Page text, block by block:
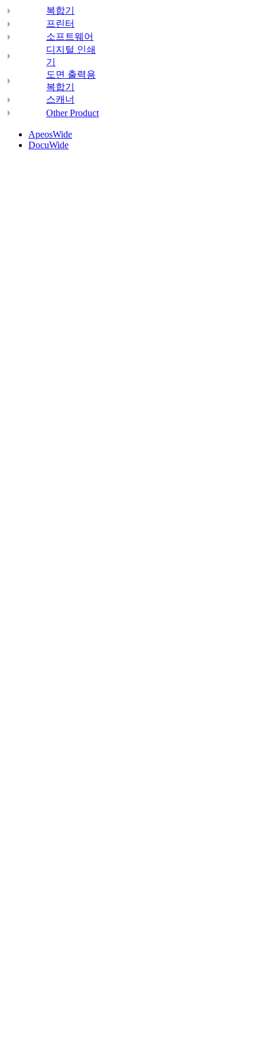
복합기
프린터
소프트웨어
디지털 인쇄
기
도면 출력용
복합기
스캐너
Other Product
ApeosWide
DocuWide